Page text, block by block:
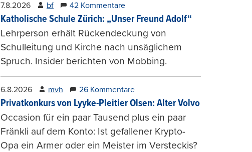
7.8.2026 bf 42 Kommentare
Katholische Schule Zürich: „Unser Freund Adolf“
Lehrperson erhält Rückendeckung von
Schulleitung und Kirche nach unsäglichem
Spruch. Insider berichten von Mobbing.
6.8.2026 mvh 26 Kommentare
Privatkonkurs von Lyyke-Pleitier Olsen: Alter Volvo
Occasion für ein paar Tausend plus ein paar
Fränkli auf dem Konto: Ist gefallener Krypto-
Opa ein Armer oder ein Meister im Versteckis?